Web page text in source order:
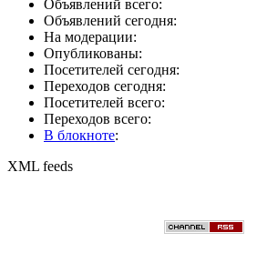
Объявлений всего:
Объявлений сегодня:
На модерации:
Опубликованы:
Посетителей сегодня:
Переходов сегодня:
Посетителей всего:
Переходов всего:
В блокноте:
XML feeds